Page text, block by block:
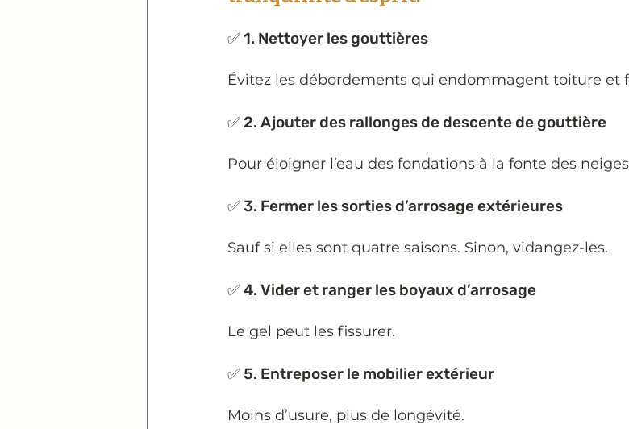
✅ 1. Nettoyer les gouttières
Évitez les débordements qui endommagent toiture et
✅ 2. Ajouter des rallonges de descente de gouttière
Pour éloigner l’eau des fondations à la fonte des
✅ 3. Fermer les sorties d’arrosage extérieures
Sauf si elles sont quatre saisons. Sinon, vidangez-les.
✅ 4. Vider et ranger les boyaux d’arrosage
Le gel peut les fissurer.
✅ 5. Entreposer le mobilier extérieur
Moins d’usure, plus de longévité.